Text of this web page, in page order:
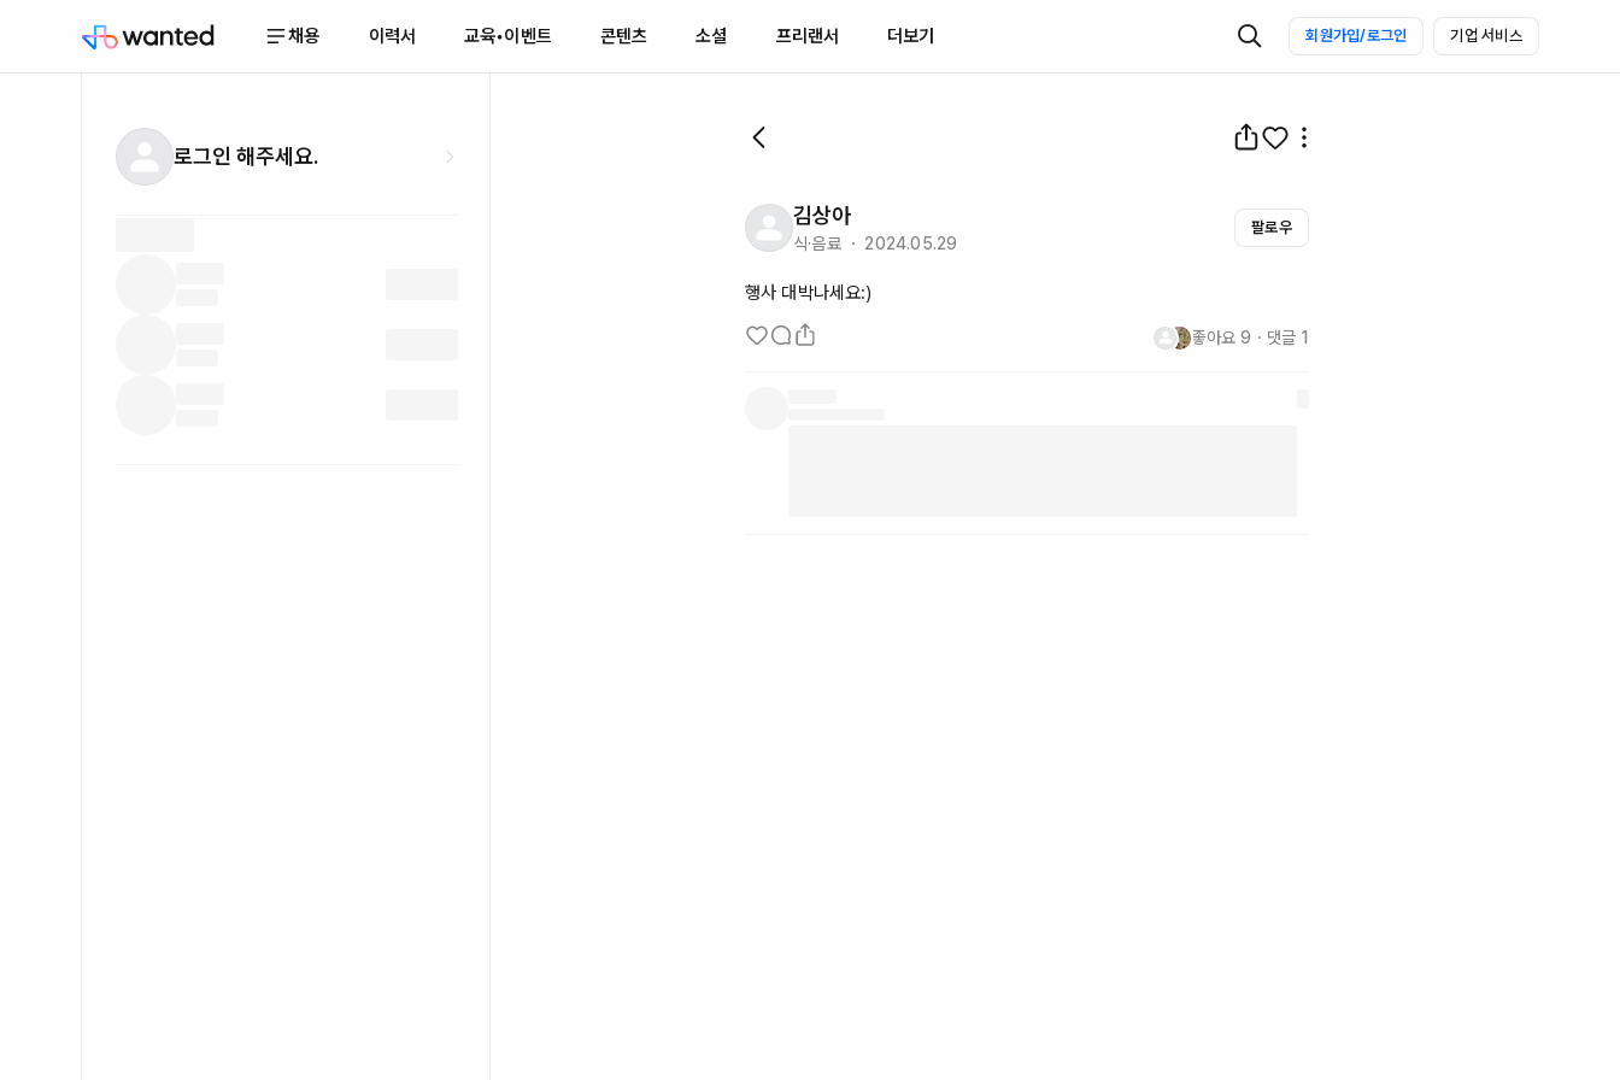
채용 이력서 교육•이벤트 콘텐츠 소셜 프리랜서 더보기 회원가입/로그인 기업 서비스
로그인 해주세요.
김상아
식·음료 ・ 2024.05.29
팔로우
행사 대박나세요:)
좋아요 9 ・ 댓글 1